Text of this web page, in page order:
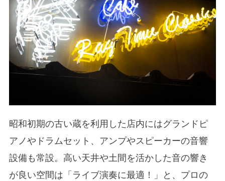
昭和初期の古い蔵を利用した店内にはグランドピ
アノやドラムセット、アンプやスピーカーの音響
設備も常設。高い天井や土間を活かした音の響き
が良い空間は「ライブ演奏に最適！」と、プロの